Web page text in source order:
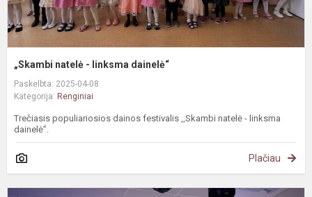
„Skambi natelė - linksma dainelė“
Paskelbta: 2025-04-08
Kategorija: Renginiai
Trečiasis populiariosios dainos festivalis ,,Skambi natelė - linksma
dainelė”.
Plačiau